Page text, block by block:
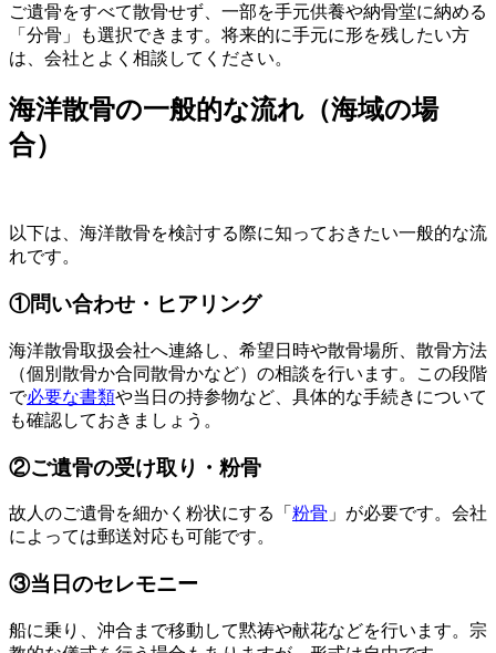
ご遺骨をすべて散骨せず、一部を手元供養や納骨堂に納める
「分骨」も選択できます。将来的に手元に形を残したい方
は、会社とよく相談してください。
海洋散骨の一般的な流れ（海域の場
合）
以下は、海洋散骨を検討する際に知っておきたい一般的な流
れです。
①問い合わせ・ヒアリング
海洋散骨取扱会社へ連絡し、希望日時や散骨場所、散骨方法
（個別散骨か合同散骨かなど）の相談を行います。この段階
で必要な書類や当日の持参物など、具体的な手続きについて
も確認しておきましょう。
②ご遺骨の受け取り・粉骨
故人のご遺骨を細かく粉状にする「 粉骨 」が必要です。会社
によっては郵送対応も可能です。
③当日のセレモニー
船に乗り、沖合まで移動して黙祷や献花などを行います。宗